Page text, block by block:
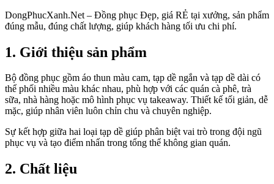
DongPhucXanh.Net – Đồng phục Đẹp, giá RẺ tại xưởng, sản phẩm
đúng mẫu, đúng chất lượng, giúp khách hàng tối ưu chi phí.
1. Giới thiệu sản phẩm
Bộ đồng phục gồm áo thun màu cam, tạp dề ngắn và tạp dề dài có
thể phối nhiều màu khác nhau, phù hợp với các quán cà phê, trà
sữa, nhà hàng hoặc mô hình phục vụ takeaway. Thiết kế tối giản, dễ
mặc, giúp nhân viên luôn chỉn chu và chuyên nghiệp.
Sự kết hợp giữa hai loại tạp dề giúp phân biệt vai trò trong đội ngũ
phục vụ và tạo điểm nhấn trong tổng thể không gian quán.
2. Chất liệu